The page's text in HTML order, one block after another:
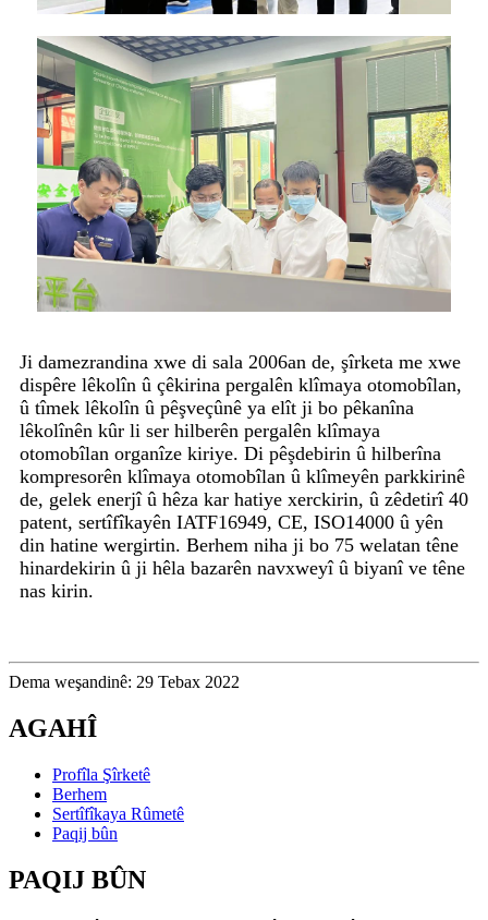
Ji damezrandina xwe di sala 2006an de, şîrketa me xwe
dispêre lêkolîn û çêkirina pergalên klîmaya otomobîlan,
û tîmek lêkolîn û pêşveçûnê ya elît ji bo pêkanîna
lêkolînên kûr li ser hilberên pergalên klîmaya
otomobîlan organîze kiriye. Di pêşdebirin û hilberîna
kompresorên klîmaya otomobîlan û klîmeyên parkkirinê
de, gelek enerjî û hêza kar hatiye xerckirin, û zêdetirî 40
patent, sertîfîkayên IATF16949, CE, ISO14000 û yên
din hatine wergirtin. Berhem niha ji bo 75 welatan têne
hinardekirin û ji hêla bazarên navxweyî û biyanî ve têne
nas kirin.
Dema weşandinê: 29 Tebax 2022
AGAHÎ
Profîla Şîrketê
Berhem
Sertîfîkaya Rûmetê
Paqij bûn
PAQIJ BÛN